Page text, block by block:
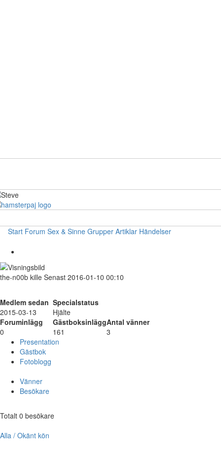
Start Forum Sex & Sinne Grupper Artiklar Händelser
the-n00b kille Senast 2016-01-10 00:10
Medlem sedan Specialstatus
2015-03-13
Hjälte
Foruminlägg
GästboksinläggAntal vänner
0
161
3
Presentation
Gästbok
Fotoblogg
Vänner
Besökare
Totalt 0 besökare
Alla / Okänt kön